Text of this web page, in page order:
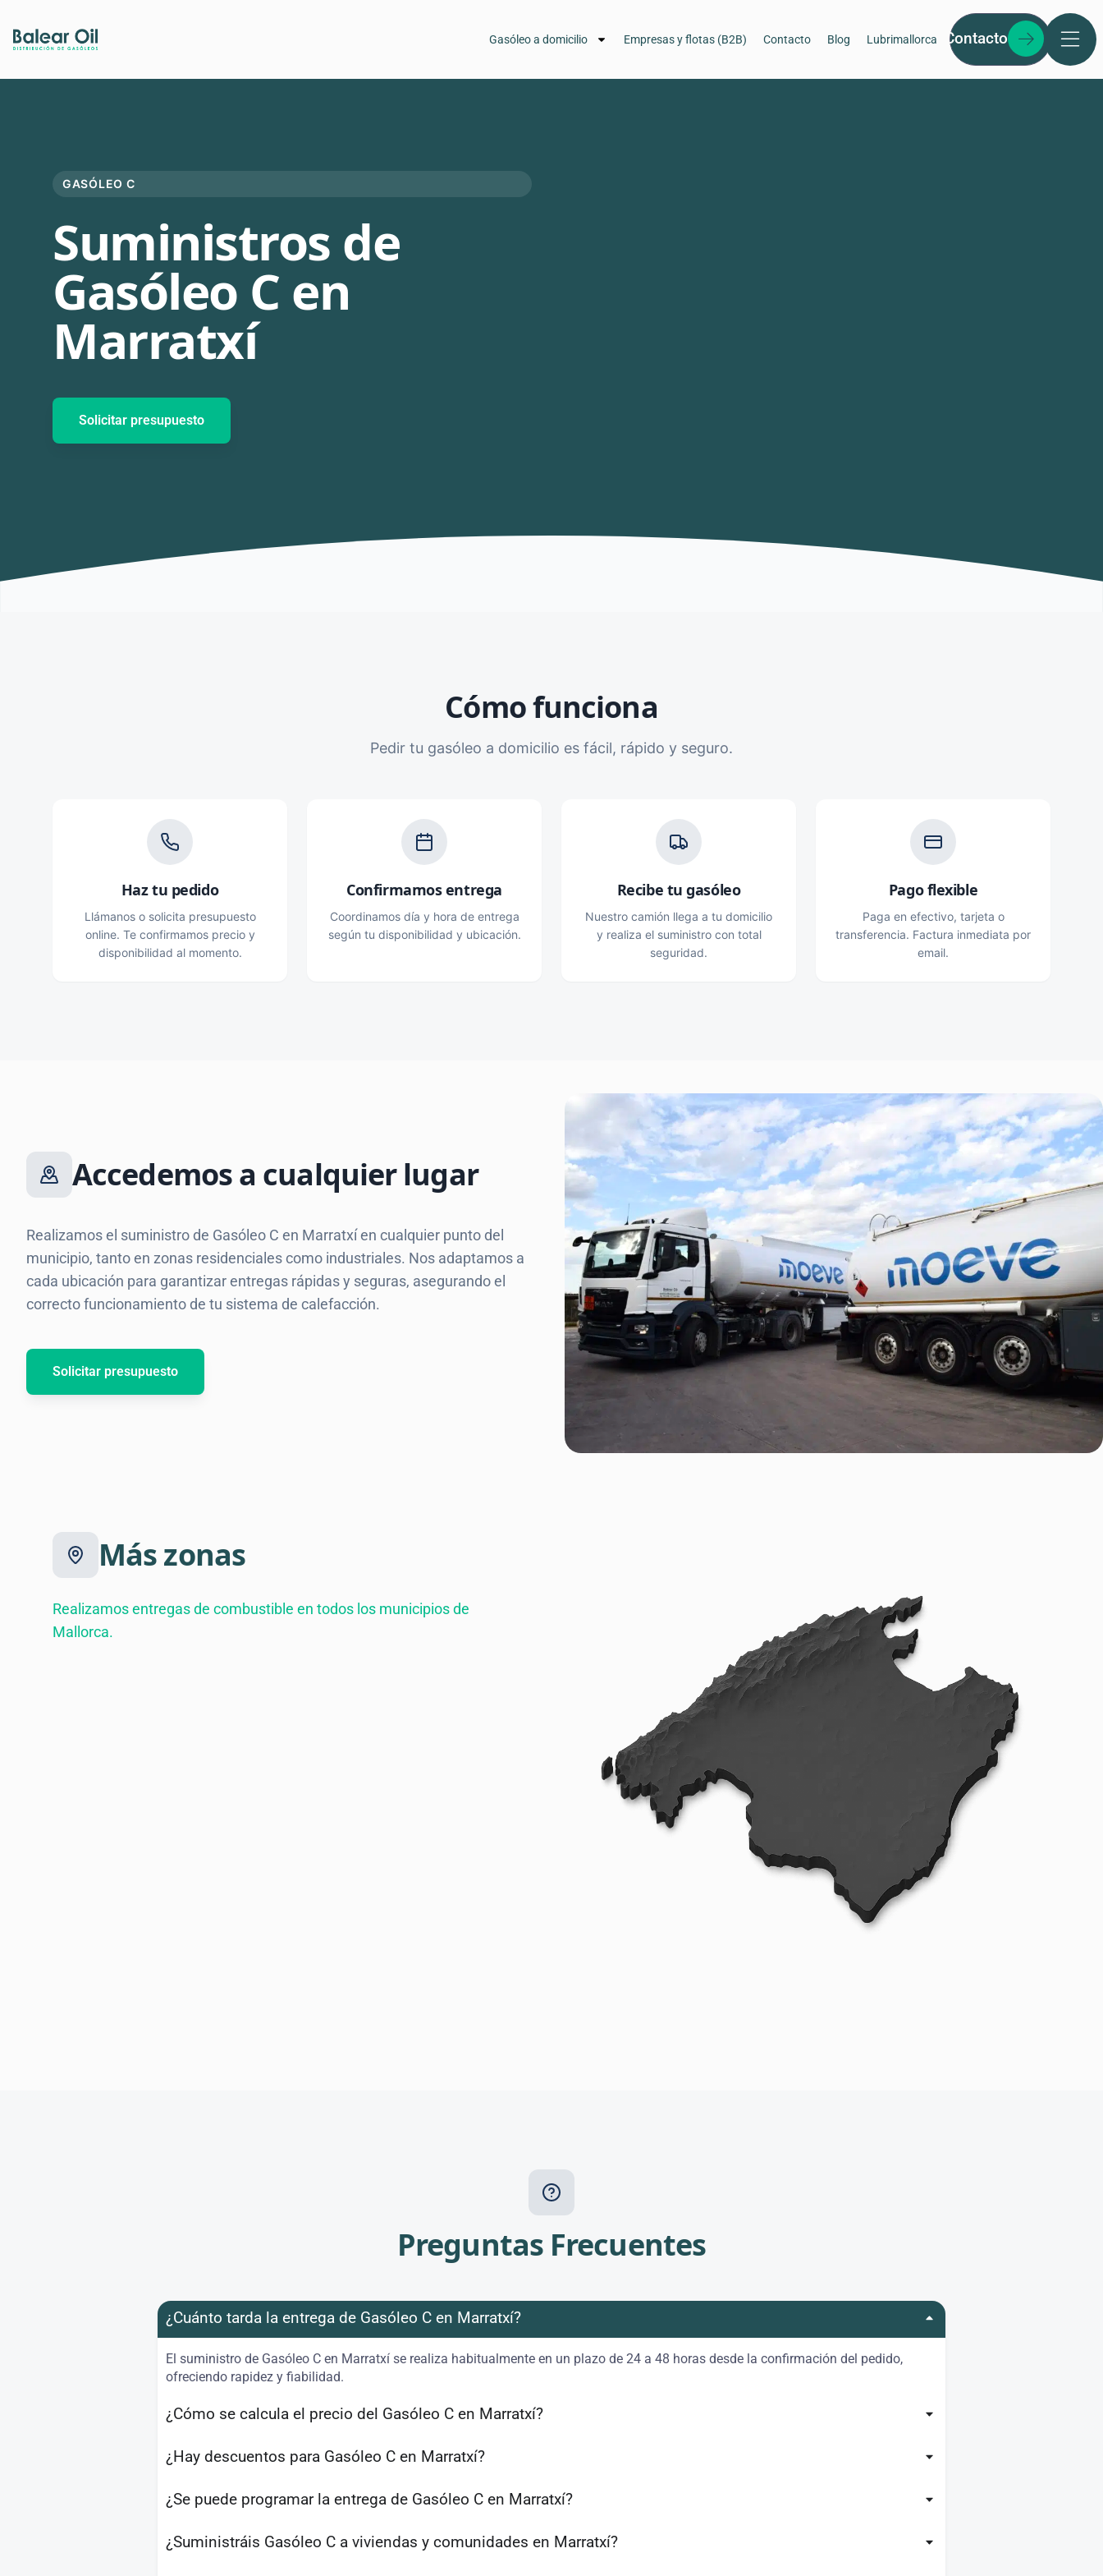
Gasóleo a domicilio Empresas y flotas (B2B) Contacto Blog Lubrimallorca Contacto
GASÓLEO C
Suministros de
Gasóleo C en
Marratxí
Solicitar presupuesto
Cómo funciona
Pedir tu gasóleo a domicilio es fácil, rápido y seguro.
Haz tu pedido
Llámanos o solicita presupuesto
online. Te confirmamos precio y
disponibilidad al momento.
Confirmamos entrega
Coordinamos día y hora de entrega
según tu disponibilidad y ubicación.
Recibe tu gasóleo
Nuestro camión llega a tu domicilio
y realiza el suministro con total
seguridad.
Pago flexible
Paga en efectivo, tarjeta o
transferencia. Factura inmediata por
email.
Accedemos a cualquier lugar
Realizamos el suministro de Gasóleo C en Marratxí en cualquier punto del
municipio, tanto en zonas residenciales como industriales. Nos adaptamos a
cada ubicación para garantizar entregas rápidas y seguras, asegurando el
correcto funcionamiento de tu sistema de calefacción.
Solicitar presupuesto
Más zonas
Realizamos entregas de combustible en todos los municipios de
Mallorca.
Preguntas Frecuentes
¿Cuánto tarda la entrega de Gasóleo C en Marratxí?
El suministro de Gasóleo C en Marratxí se realiza habitualmente en un plazo de 24 a 48 horas desde la confirmación del pedido,
ofreciendo rapidez y fiabilidad.
¿Cómo se calcula el precio del Gasóleo C en Marratxí?
¿Hay descuentos para Gasóleo C en Marratxí?
¿Se puede programar la entrega de Gasóleo C en Marratxí?
¿Suministráis Gasóleo C a viviendas y comunidades en Marratxí?